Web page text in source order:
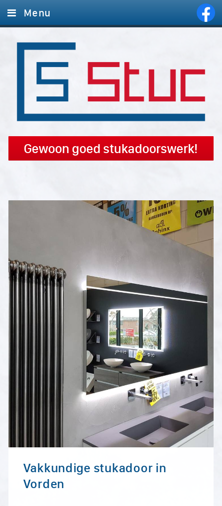
Gewoon goed stukadoorswerk!
Menu
Offerte aanvragen
Contact
Vakkundige stukadoor in
Vorden